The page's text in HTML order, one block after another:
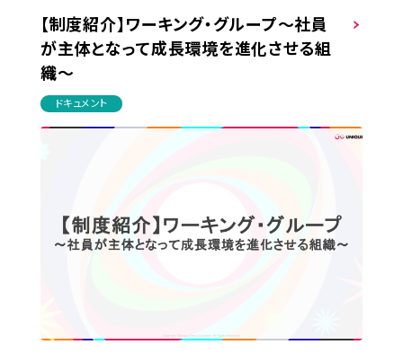
【制度紹介】ワーキング・グループ～社員
が主体となって成長環境を進化させる組
織～
ドキュメント